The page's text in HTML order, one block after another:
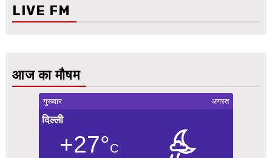
LIVE FM
आज का मौषम
गुरूवार अगस्त
दिल्ली
+27°C